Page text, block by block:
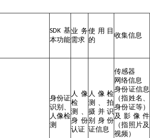
SDK 基
本功能
业务
需求
使用目
的
收集信息
身份证
识别、
人像检
测
人像
检
测、
身份
认证
人像检
测、拍
摄并识
别身份
证信息
传感器
网络信息
身份证信息
（指姓名、
身份证等）
及影像件
（指照片及
视频）